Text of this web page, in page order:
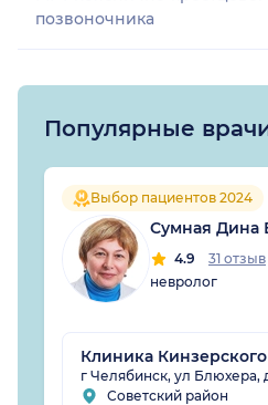
позвоночника
Популярные
Выбор пациентов 2024
Сумная Дина
4.9
31 отзыв
невролог
Клиника Кинзерского
г Челябинск, ул Блюхера,
Советский район